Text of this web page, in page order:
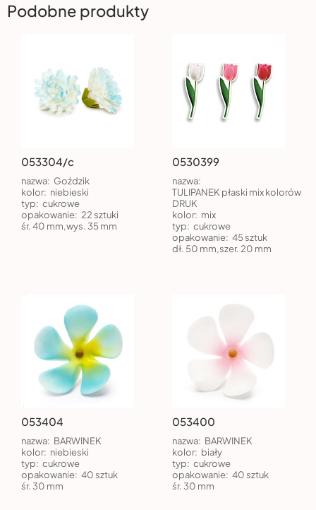
Podobne produkty
053304/c
nazwa: Goździk
kolor: niebieski
typ: cukrowe
opakowanie: 22 sztuki
śr. 40 mm,wys. 35 mm
0530399
nazwa:
TULIPANEK płaski mix kolorów
DRUK
kolor: mix
typ: cukrowe
opakowanie: 45 sztuk
dł. 50 mm,szer. 20 mm
053404
nazwa: BARWINEK
kolor: niebieski
typ: cukrowe
opakowanie: 40 sztuk
śr. 30 mm
053400
nazwa: BARWINEK
kolor: biały
typ: cukrowe
opakowanie: 40 sztuk
śr. 30 mm